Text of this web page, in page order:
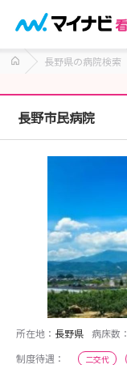
長野県の病院検索
長野市民病院
所在地： 長野県 病床数：
制度待遇：
二交代